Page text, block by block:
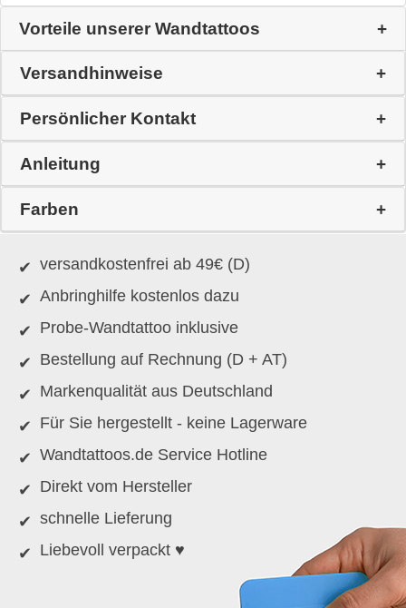
Vorteile unserer Wandtattoos
Versandhinweise
Persönlicher Kontakt
Anleitung
Farben
versandkostenfrei ab 49€ (D)
Anbringhilfe kostenlos dazu
Probe-Wandtattoo inklusive
Bestellung auf Rechnung (D + AT)
Markenqualität aus Deutschland
Für Sie hergestellt - keine Lagerware
Wandtattoos.de Service Hotline
Direkt vom Hersteller
schnelle Lieferung
Liebevoll verpackt ♥